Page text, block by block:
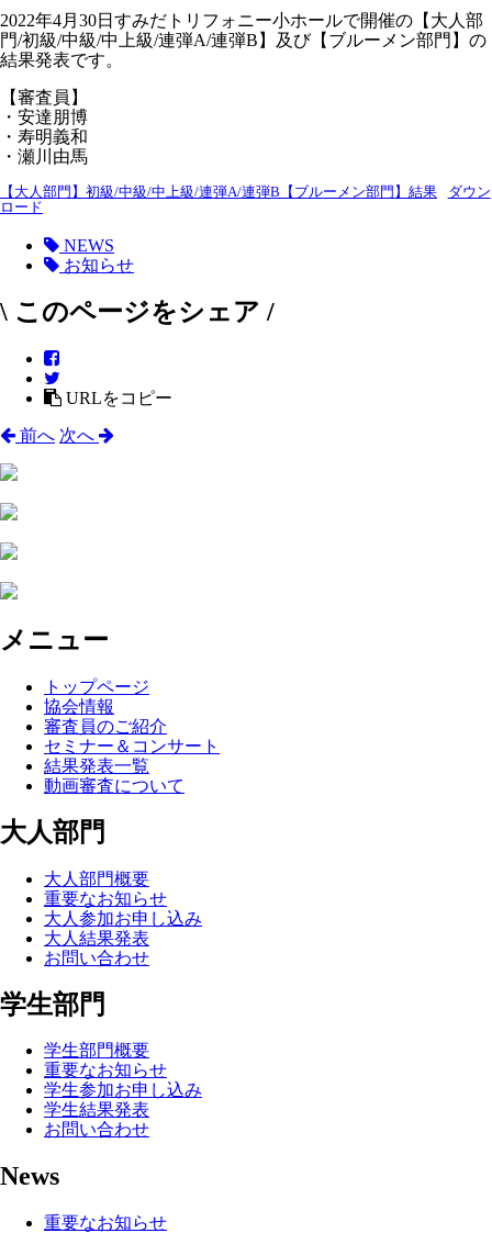
2022年4月30日すみだトリフォニー小ホールで開催の【大人部
門/初級/中級/中上級/連弾A/連弾B】及び【ブルーメン部門】の
結果発表です。
【審査員】
・安達朋博
・寿明義和
・瀬川由馬
【大人部門】初級/中級/中上級/連弾A/連弾B【ブルーメン部門】結果
ダウン
ロード
NEWS
お知らせ
\ このページをシェア /
URLをコピー
前へ 次へ
メニュー
トップページ
協会情報
審査員のご紹介
セミナー＆コンサート
結果発表一覧
動画審査について
大人部門
大人部門概要
重要なお知らせ
大人参加お申し込み
大人結果発表
お問い合わせ
学生部門
学生部門概要
重要なお知らせ
学生参加お申し込み
学生結果発表
お問い合わせ
News
重要なお知らせ